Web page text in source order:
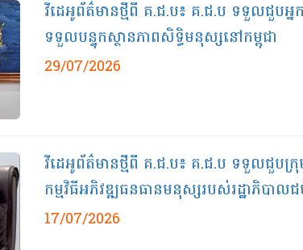
វីដេអូព័ត៌មានថ្មីពី គ.ជ.ប៖ គ.ជ.ប ទទួលជួបអ្
ទទួលបន្ទុកស្ថានភាពសិទ្ធិមនុស្សនៅកម្ពុជា
29/07/2026
វីដេអូព័ត៌មាន​ថ្មី​ពី​ គ.ជ.ប៖​ គ.ជ.ប ទទួលជួប
កម្មវិធីអភិវឌ្ឍធនធានមនុស្សរបស់រដ្ឋាភិបាល
17/07/2026